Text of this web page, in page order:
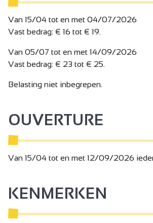
stilte... Hier kun je onthaasten,
energie opdoen!
Van 15/04 tot en met 04/07/2026
Vast bedrag: € 16 tot € 19.
Van 05/07 tot en met 14/09/2026
Vast bedrag: € 23 tot € 25.
Belasting niet inbegrepen.
OUVERTURE
Van 15/04 tot en met 12/09/2026
KENMERKEN